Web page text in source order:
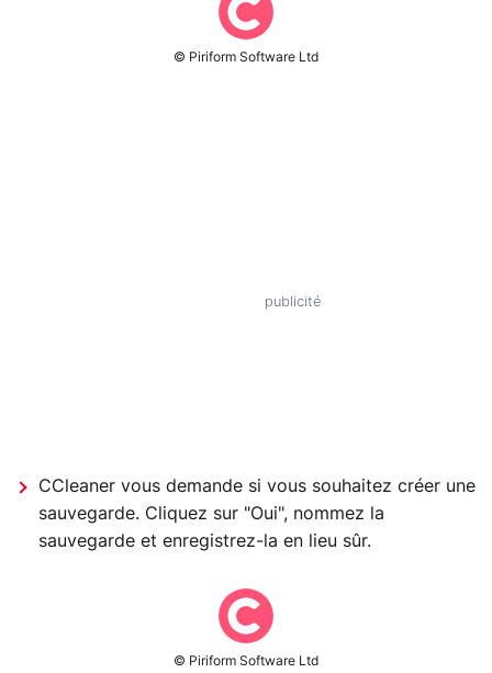
© Piriform Software Ltd
CCleaner vous demande si vous souhaitez créer une
sauvegarde. Cliquez sur "Oui", nommez la
sauvegarde et enregistrez-la en lieu sûr.
© Piriform Software Ltd